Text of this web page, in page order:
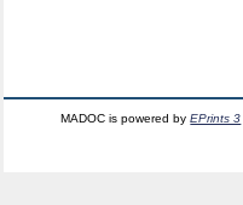
MADOC is powered byEPrints 3